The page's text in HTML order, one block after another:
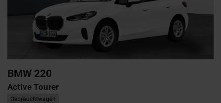
BMW 220
Active Tourer
Gebrauchtwagen